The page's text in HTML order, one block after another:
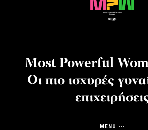
Most Powerful
Οι πιο ισχυρές